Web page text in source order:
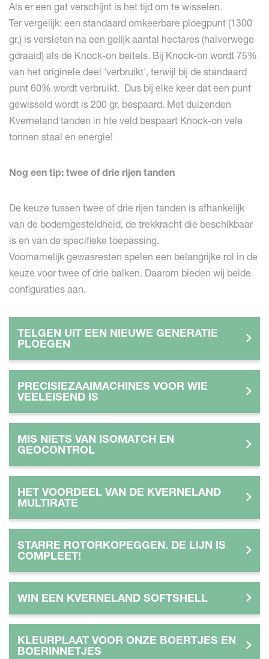
Als er een gat verschijnt is het tijd om te wisselen.
Ter vergelijk: een standaard omkeerbare ploegpunt (1300
gr.) is versleten na een gelijk aantal hectares (halverwege
gdraaid) als de Knock-on beitels. Bij Knock-on wordt 75%
van het originele deel 'verbruikt', terwijl bij de standaard
punt 60% wordt verbruikt. Dus bij elke keer dat een punt
gewisseld wordt is 200 gr. bespaard. Met duizenden
Kverneland tanden in hte veld bespaart Knock-on vele
tonnen staal en energie!
Nog een tip: twee of drie rijen tanden
De keuze tussen twee of drie rijen tanden is afhankelijk
van de bodemgesteldheid, de trekkracht die beschikbaar
is en van de specifieke toepassing.
Voornamelijk gewasresten spelen een belangrijke rol in de
keuze voor twee of drie balken. Daarom bieden wij beide
configuraties aan.
TELGEN UIT EEN NIEUWE GENERATIE
PLOEGEN
PRECISIEZAAIMACHINES VOOR WIE
VEELEISEND IS
MIS NIETS VAN ISOMATCH EN
GEOCONTROL
HET VOORDEEL VAN DE KVERNELAND
MULTIRATE
STARRE ROTORKOPEGGEN. DE LIJN IS
COMPLEET!
WIN EEN KVERNELAND SOFTSHELL
KLEURPLAAT VOOR ONZE BOERTJES EN
BOERINNETJES